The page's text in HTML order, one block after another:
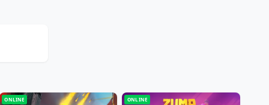
ONLINE ONLINE